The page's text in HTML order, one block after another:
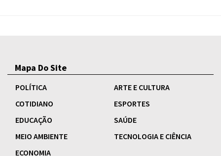
Mapa Do Site
POLÍTICA
ARTE E CULTURA
COTIDIANO
ESPORTES
EDUCAÇÃO
SAÚDE
MEIO AMBIENTE
TECNOLOGIA E CIÊNCIA
ECONOMIA